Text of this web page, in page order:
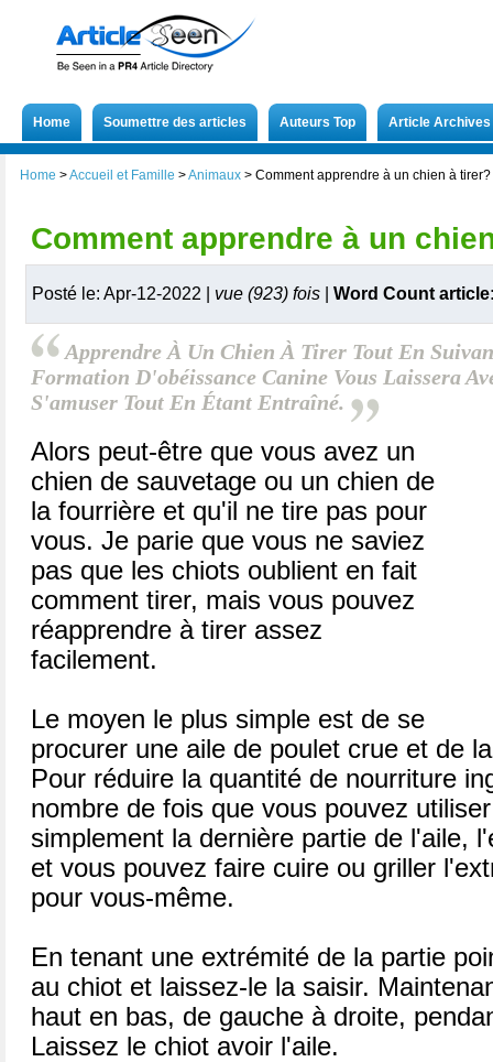
Home Soumettre des articles Auteurs Top Article Archives
Home >Accueil et Famille >Animaux > Comment apprendre à un chien à tirer?
Comment apprendre à un
Posté le: Apr-12-2022 | vue (923) fois Word Count
Apprendre À Un Chien À Tirer Tout En
Formation D'obéissance Canine Vous Laissera
S'amuser Tout En Étant Entraîné.
Alors peut-être que vous avez un
chien de sauvetage ou un chien de
la fourrière et qu'il ne tire pas pour
vous. Je parie que vous ne saviez
pas que les chiots oublient en fait
comment tirer, mais vous pouvez
réapprendre à tirer assez
facilement.
Le moyen le plus simple est de se
procurer une aile de poulet crue et de
Pour réduire la quantité de nourriture
nombre de fois que vous pouvez
simplement la dernière partie de l'aile,
et vous pouvez faire cuire ou griller
pour vous-même.
En tenant une extrémité de la partie
au chiot et laissez-le la saisir.
haut en bas, de gauche à droite,
Laissez le chiot avoir l'aile.